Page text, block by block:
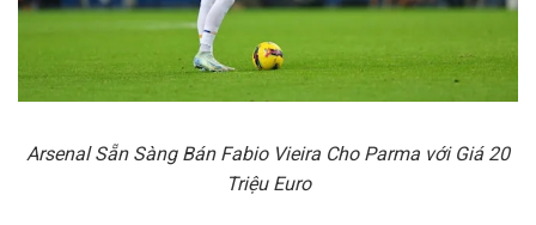
Arsenal Sẵn Sàng Bán Fabio Vieira Cho Parma với Giá 20
Triệu Euro